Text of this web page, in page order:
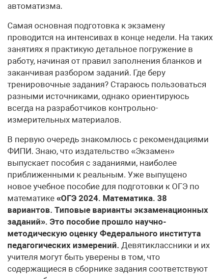
автоматизма.
Самая основная подготовка к экзамену
проводится на интенсивах в конце недели. На таких
занятиях я практикую детальное погружение в
работу, начиная от правил заполнения бланков и
заканчивая разбором заданий. Где беру
тренировочные задания? Стараюсь пользоваться
разными источниками, однако ориентируюсь
всегда на разработчиков контрольно-
измерительных материалов.
В первую очередь знакомлюсь с рекомендациями
ФИПИ. Знаю, что издательство «Экзамен»
выпускает пособия с заданиями, наиболее
приближенными к реальным. Уже выпущено
новое учебное пособие для подготовки к ОГЭ по
математике «ОГЭ 2024. Математика. 38
вариантов. Типовые варианты экзаменационных
заданий». Это пособие прошло научно-
методическую оценку Федерального института
педагогических измерений. Девятиклассники и их
учителя могут быть уверены в том, что
содержащиеся в сборнике задания соответствуют